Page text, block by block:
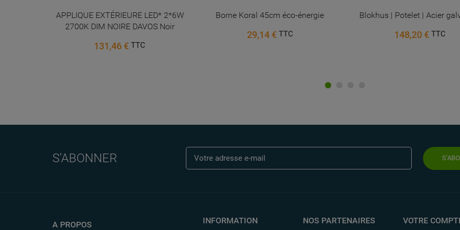
APPLIQUE EXTÉRIEURE LED* 2*6W
2700K DIM NOIRE DAVOS Noir
131,46 €TTC
Borne Koral 45cm éco-énergie
29,14 € TTC
Blokhus | Potelet | Acier
148,20 €TTC
S’ABONNER
A PROPOS INFORMATION NOS PARTENAIRES VOTRE